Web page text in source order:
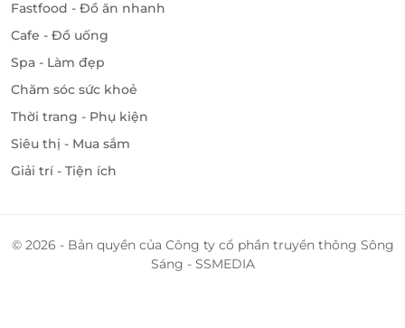
Fastfood - Đồ ăn nhanh
Cafe - Đồ uống
Spa - Làm đẹp
Chăm sóc sức khoẻ
Thời trang - Phụ kiện
Siêu thị - Mua sắm
Giải trí - Tiện ích
© 2026 - Bản quyền của Công ty cổ phần truyền thông Sông
Sáng - SSMEDIA